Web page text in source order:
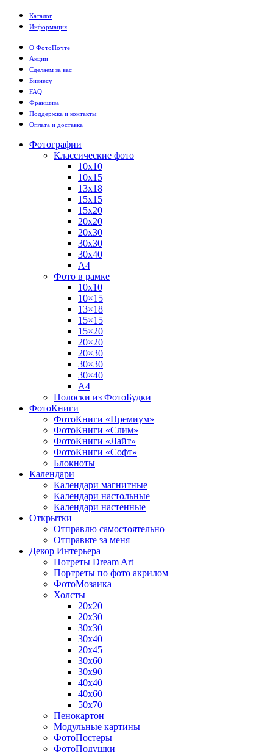
Каталог
Информация
О ФотоПочте
Акции
Сделаем за вас
Бизнесу
FAQ
Франшиза
Поддержка и контакты
Оплата и доставка
Фотографии
Классические фото
10х10
10х15
13х18
15х15
15х20
20х20
20х30
30х30
30х40
А4
Фото в рамке
10х10
10×15
13×18
15×15
15×20
20×20
20×30
30×30
30×40
A4
Полоски из ФотоБудки
ФотоКниги
ФотоКниги «Премиум»
ФотоКниги «Слим»
ФотоКниги «Лайт»
ФотоКниги «Софт»
Блокноты
Календари
Календари магнитные
Календари настольные
Календари настенные
Открытки
Отправлю самостоятельно
Отправьте за меня
Декор Интерьера
Потреты Dream Art
Портреты по фото акрилом
ФотоМозаика
Холсты
20х20
20х30
30х30
30х40
20х45
30х60
30х90
40х40
40х60
50х70
Пенокартон
Модульные картины
ФотоПостеры
ФотоПодушки